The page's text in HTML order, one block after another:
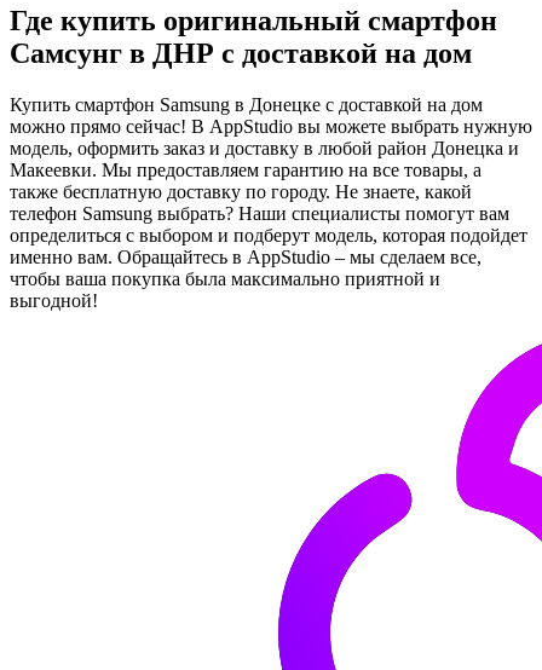
Где купить оригинальный смартфон
Самсунг в ДНР с доставкой на дом
Купить смартфон Samsung в Донецке с доставкой на дом
можно прямо сейчас! В AppStudio вы можете выбрать нужную
модель, оформить заказ и доставку в любой район Донецка и
Макеевки. Мы предоставляем гарантию на все товары, а
также бесплатную доставку по городу. Не знаете, какой
телефон Samsung выбрать? Наши специалисты помогут вам
определиться с выбором и подберут модель, которая подойдет
именно вам. Обращайтесь в AppStudio – мы сделаем все,
чтобы ваша покупка была максимально приятной и
выгодной!